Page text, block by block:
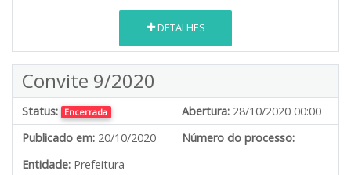
DETALHES
Convite 9/2020
Status: Encerrada Abertura: 28/10/2020 00:00
Publicado em: 20/10/2020
Número do processo:
Entidade: Prefeitura